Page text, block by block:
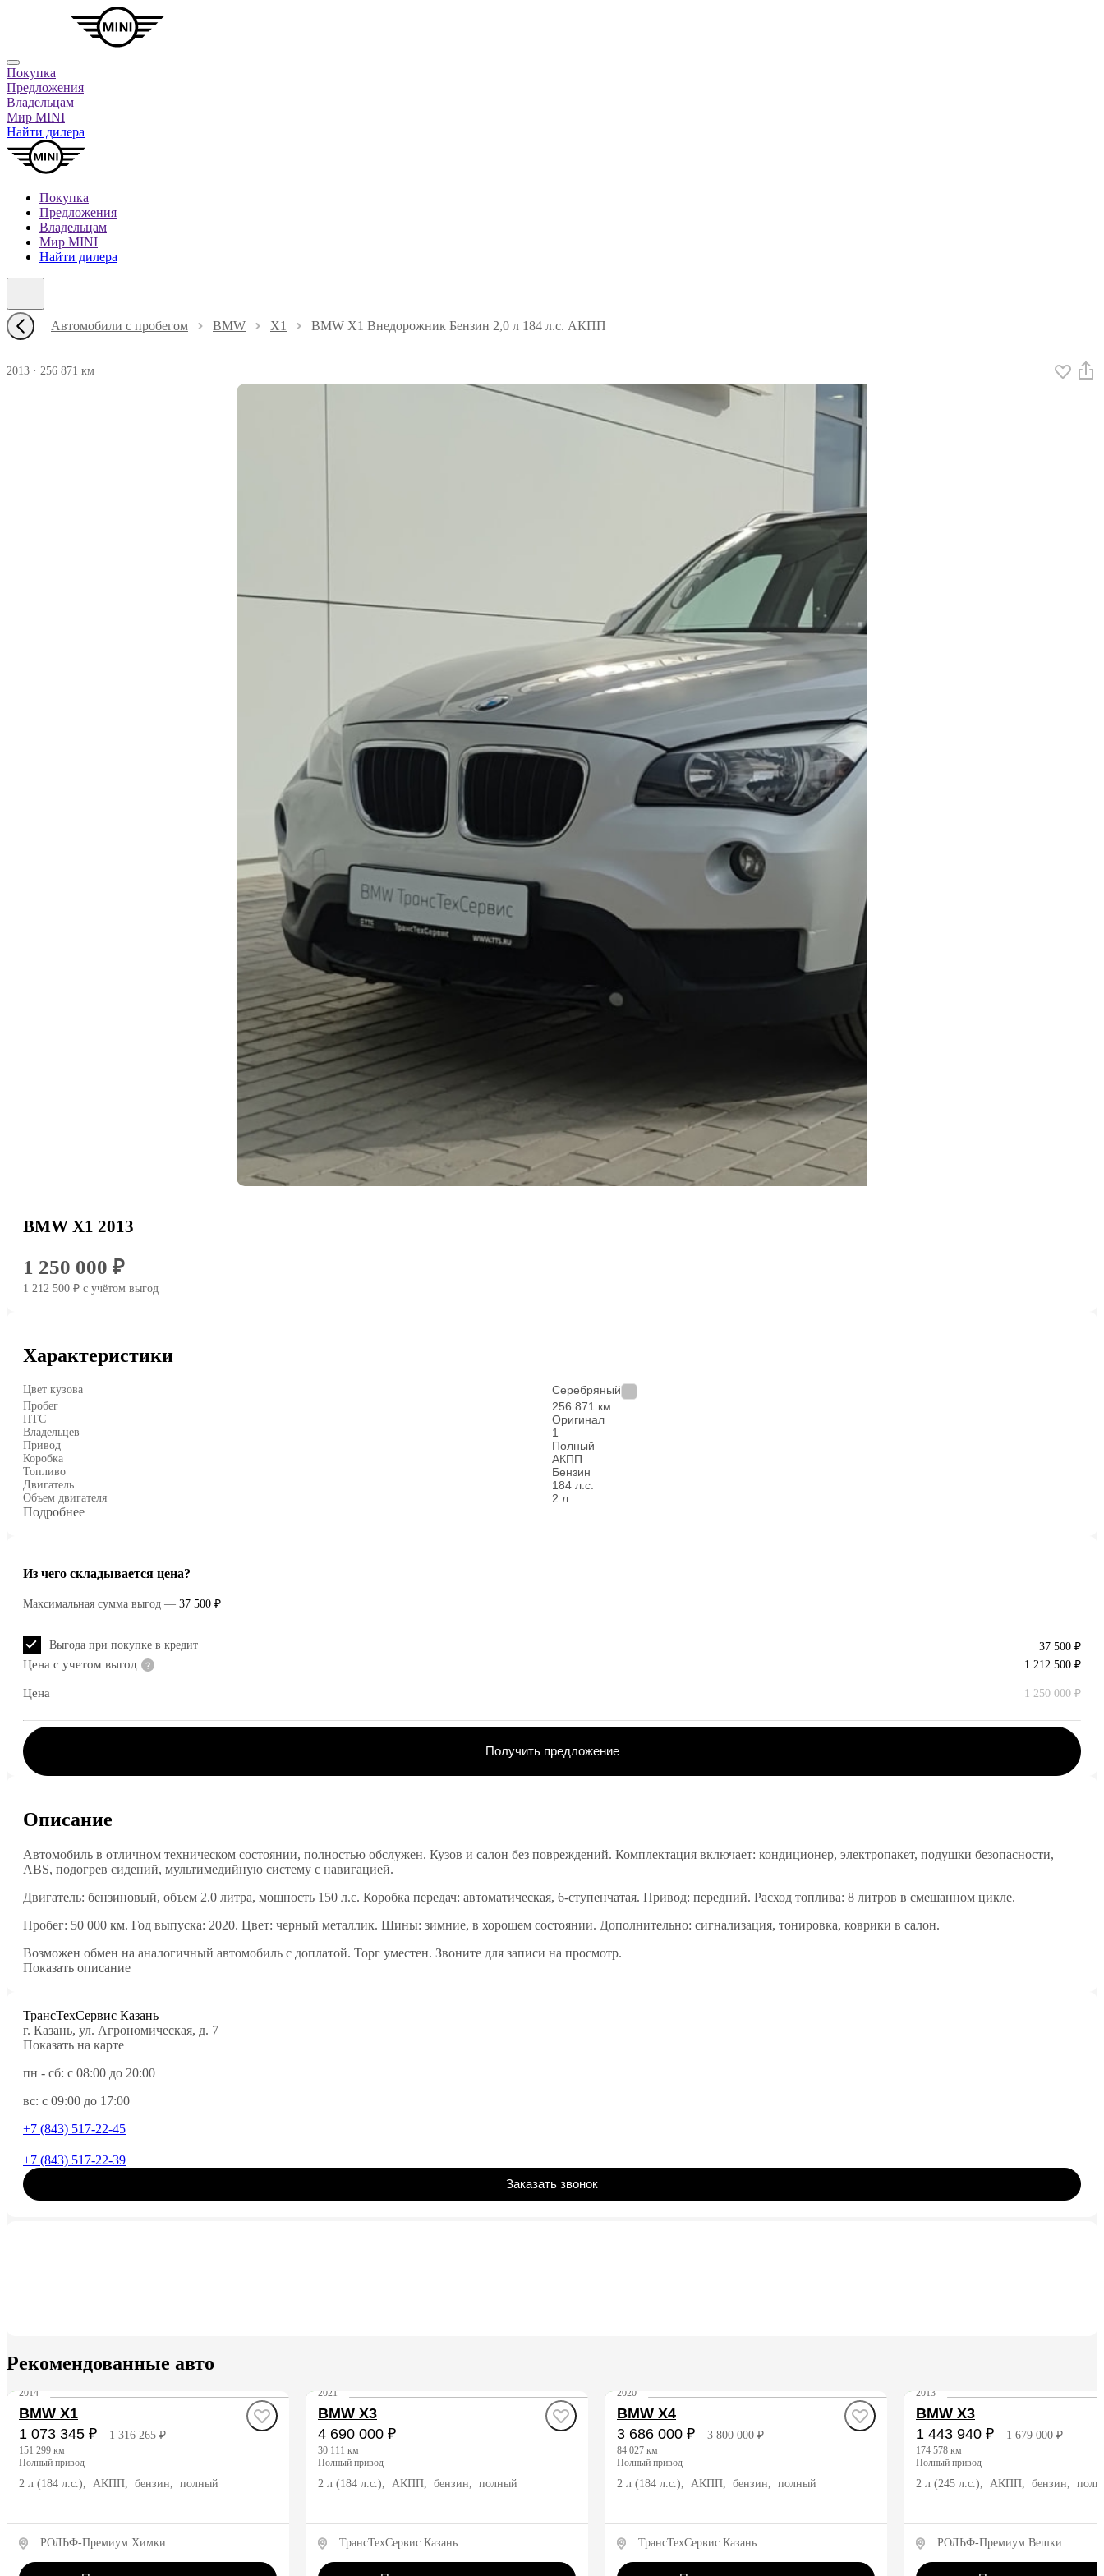
Покупка
Предложения
Владельцам
Мир MINI
Найти дилера
Покупка
Предложения
Владельцам
Мир MINI
Найти дилера
Автомобили с пробегом BMW X1 BMW X1 Внедорожник Бензин 2,0 л 184 л.с. АКПП
2013 · 256 871 км
BMW X1 2013
1 250 000 ₽
1 212 500 ₽ c учётом выгод
Характеристики
Цвет кузова Серебряный
Пробег 256 871 км
ПТС Оригинал
Владельцев 1
Привод Полный
Коробка АКПП
Топливо Бензин
Двигатель 184 л.с.
Объем двигателя 2 л
Подробнее
Из чего складывается цена?
Максимальная сумма выгод — 37 500 ₽
37 500 ₽
Выгода при покупке в кредит
Цена с учетом выгод 1 212 500 ₽
Цена 1 250 000 ₽
Получить предложение
Описание
Автомобиль в отличном техническом состоянии, полностью обслужен. Кузов и салон без повреждений. Комплектация включает: кондиционер, электропакет, подушки безопасности,
ABS, подогрев сидений, мультимедийную систему с навигацией.
Двигатель: бензиновый, объем 2.0 литра, мощность 150 л.с. Коробка передач: автоматическая, 6-ступенчатая. Привод: передний. Расход топлива: 8 литров в смешанном цикле.
Пробег: 50 000 км. Год выпуска: 2020. Цвет: черный металлик. Шины: зимние, в хорошем состоянии. Дополнительно: сигнализация, тонировка, коврики в салон.
Возможен обмен на аналогичный автомобиль с доплатой. Торг уместен. Звоните для записи на просмотр.
Показать описание
ТрансТехСервис Казань
г. Казань, ул. Агрономическая, д. 7
Показать на карте
пн - сб: с 08:00 до 20:00
вс: с 09:00 до 17:00
+7 (843) 517-22-45
+7 (843) 517-22-39
Заказать звонок
Рекомендованные авто
BMW X1
2014
1 073 345 ₽ 1 316 265 ₽
151 299 км
полный привод
2 л (184 л.с.), АКПП, бензин, полный
РОЛЬФ-Премиум Химки
BMW X3
2021
4 690 000 ₽
30 111 км
полный привод
2 л (184 л.с.), АКПП, бензин, полный
ТрансТехСервис Казань
BMW X4
2020
3 686 000 ₽ 3 800 000 ₽
84 027 км
полный привод
2 л (184 л.с.), АКПП, бензин, полный
ТрансТехСервис Казань
BMW X3
2013
1 443 940 ₽ 1 679 000 ₽
174 578 км
полный привод
2 л (245 л.с.), АКПП, бензин,
РОЛЬФ-Премиум Вешки